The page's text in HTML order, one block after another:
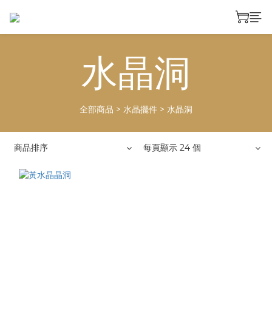
水晶洞
全部商品 > 水晶擺件 > 水晶洞
商品排序 每頁顯示 24 個